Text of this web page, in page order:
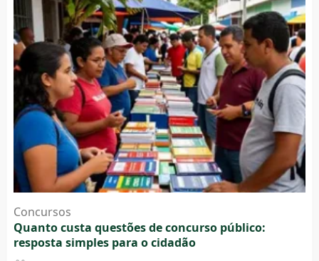
Concursos
Quanto custa questões de concurso público:
resposta simples para o cidadão